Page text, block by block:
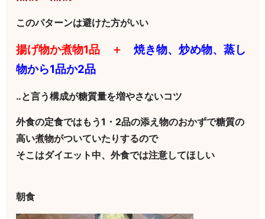
このパターンは避けた方がいい
揚げ物か煮物1品 ＋焼き物、炒め物、蒸し
物から1品か2品
‥と言う構成が糖質量を増やさないコツ
外食の定食ではもう1・2品の添え物のおかずで糖質の
高い煮物がついていたりするので
そこはダイエット中、外食では注意してほしい
朝食